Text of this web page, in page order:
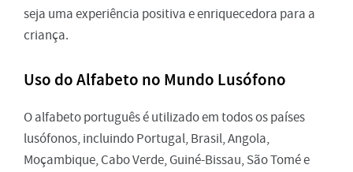
seja uma experiência positiva e enriquecedora para a
criança.
Uso do Alfabeto no Mundo Lusófono
O alfabeto português é utilizado em todos os países
lusófonos, incluindo Portugal, Brasil, Angola,
Moçambique, Cabo Verde, Guiné-Bissau, São Tomé e